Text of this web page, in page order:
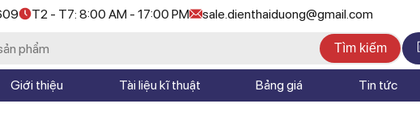
T2 - T7: 8:00 AM - 17:00 PM sale.dienthaiduong@gmail.com
Tìm kiếm
Giới thiệu Tài liệu kĩ thuật Bảng giá Tin tức